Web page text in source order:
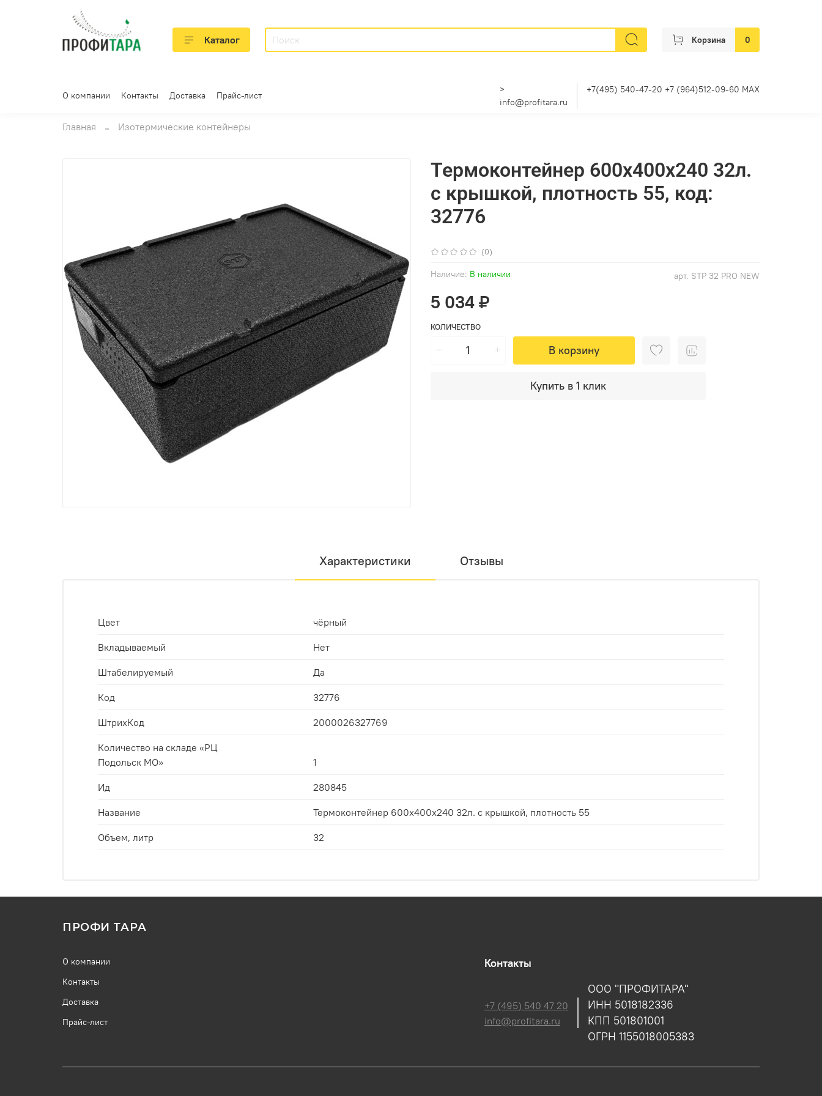
Каталог Корзина 0
О компании Контакты Доставка Прайс-лист
>
info@profitara.ru
+7(495) 540-47-20 +7 (964)512-09-60 MAX
Главная Изотермические контейнеры
(0)
арт. STP 32 PRO NEW
Наличие: В наличии
Термоконтейнер 600х400х240 32л.
с крышкой, плотность 55, код:
32776
5 034 ₽
КОЛИЧЕСТВО
В корзину
Купить в 1 клик
Характеристики Отзывы
Цвет чёрный
Вкладываемый Нет
Штабелируемый Да
Код 32776
ШтрихКод 2000026327769
Количество на складе «РЦ
Подольск МО»
1
Ид 280845
Название Термоконтейнер 600х400х240 32л. с крышкой, плотность 55
Объем, литр 32
ПРОФИ ТАРА
О компании
Контакты
Доставка
Прайс-лист
Контакты
+7 (495) 540 47 20
info@profitara.ru
ООО "ПРОФИТАРА"
ИНН 5018182336
КПП 501801001
ОГРН 1155018005383